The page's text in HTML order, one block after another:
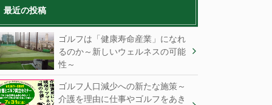
最近の投稿
ゴルフは「健康寿命産業」になれ
るのか～新しいウェルネスの可能
性～
ゴルフ人口減少への新たな施策～
介護を理由に仕事やゴルフをあき